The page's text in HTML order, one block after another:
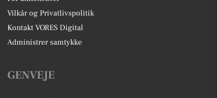
Vilkår og Privatlivspolitik
Kontakt VORES Digital
Administrer samtykke
GENVEJE